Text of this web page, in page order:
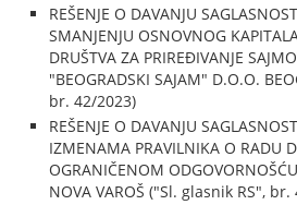
REŠENJE O DAVANJU
SMANJENJU OSNOVNOG
DRUŠTVA ZA PRIREĐIVANJE
"BEOGRADSKI SAJAM" D.O.O.
br. 42/2023)
REŠENJE O DAVANJU
IZMENAMA PRAVILNIKA O RADU
OGRANIČENOM
NOVA VAROŠ ("Sl. glasnik RS",